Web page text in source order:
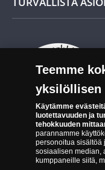
Tuotteiden
Aitous- ja
Suomen Moneta toimii
Teemme
yksilöllisen
Käytämme
luotettavuuden ja
tehokkuuden
parannamme
personoitua sisältöä
sosiaalisen median,
kumppaneille siitä,